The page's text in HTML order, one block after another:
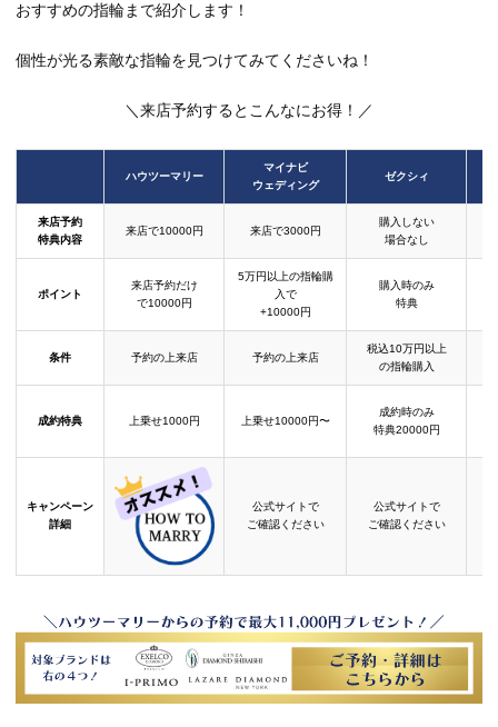
おすすめの指輪まで紹介します！
個性が光る素敵な指輪を見つけてみてくださいね！
＼来店予約するとこんなにお得！／
ハウツーマリー
マイナビ
ウェディング
ゼクシィ
来店予約
特典内容
来店で10000円 来店で3000円
購入しない
場合なし
ポイント
来店予約だけ
で10000円
5万円以上の指輪購
入で
+10000円
購入時のみ
特典
条件 予約の上来店 予約の上来店
税込10万円以上
の指輪購入
成約特典 上乗せ1000円 上乗せ10000円〜
成約時のみ
特典20000円
キャンペーン
詳細
公式サイトで
ご確認ください
公式サイトで
ご確認ください